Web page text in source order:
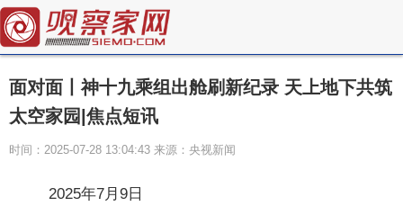
面对面丨神十九乘组出舱刷新纪录 天上地下共筑
太空家园|焦点短讯
时间：2025-07-28 13:04:43 来源：央视新闻
2025年7月9日